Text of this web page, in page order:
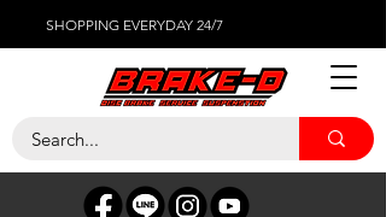
SHOPPING EVERYDAY 24/7